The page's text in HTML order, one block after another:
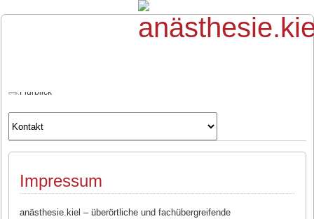
Impressum
anästhesie.kiel – überörtliche und fachübergreifende